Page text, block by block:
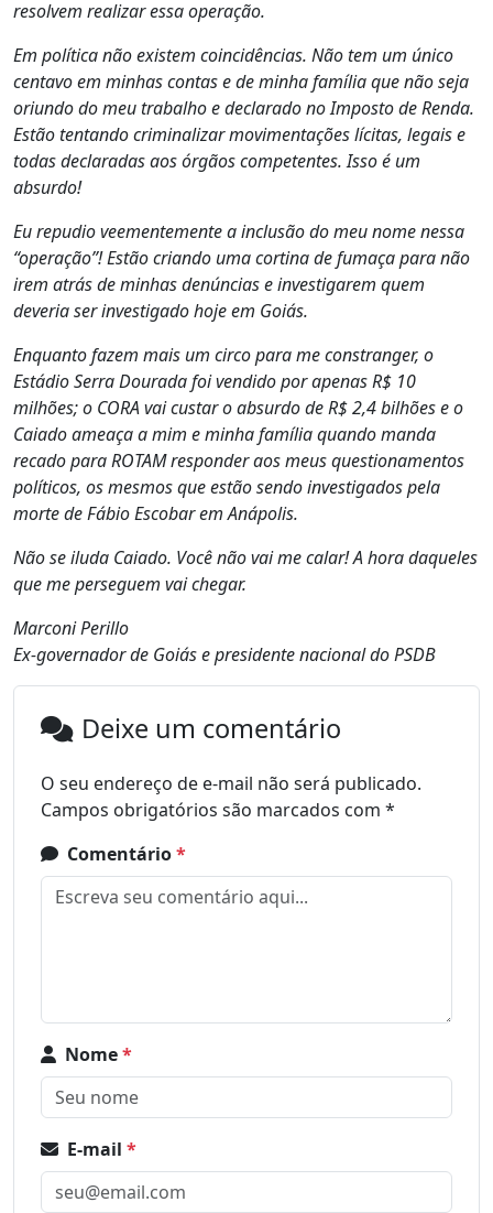
resolvem realizar essa operação.
Em política não existem coincidências. Não tem um único
centavo em minhas contas e de minha família que não seja
oriundo do meu trabalho e declarado no Imposto de Renda.
Estão tentando criminalizar movimentações lícitas, legais e
todas declaradas aos órgãos competentes. Isso é um
absurdo!
Eu repudio veementemente a inclusão do meu nome nessa
“operação”! Estão criando uma cortina de fumaça para não
irem atrás de minhas denúncias e investigarem quem
deveria ser investigado hoje em Goiás.
Enquanto fazem mais um circo para me constranger, o
Estádio Serra Dourada foi vendido por apenas R$ 10
milhões; o CORA vai custar o absurdo de R$ 2,4 bilhões e o
Caiado ameaça a mim e minha família quando manda
recado para ROTAM responder aos meus questionamentos
políticos, os mesmos que estão sendo investigados pela
morte de Fábio Escobar em Anápolis.
Não se iluda Caiado. Você não vai me calar! A hora daqueles
que me perseguem vai chegar.
Marconi Perillo
Ex-governador de Goiás e presidente nacional do PSDB
Deixe um comentário
O seu endereço de e-mail não será publicado.
Campos obrigatórios são marcados com *
Comentário*
Nome*
E-mail *